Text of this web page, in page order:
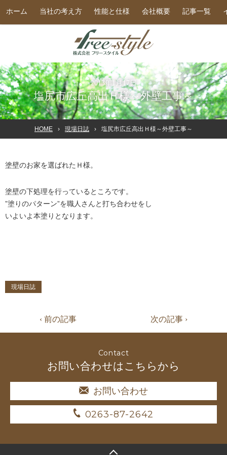
ホーム 当社の考え方 性能と仕様 会社概要 記事一覧
2013年1月17日
塩尻市広丘高出Ｈ様～外壁工事～
HOME 現場日誌 塩尻市広丘高出Ｈ様～外壁工事～
塗壁のお家を選ばれたＨ様。
塗壁の下処理を行っているところです。
”塗りのパターン”を職人さんと打ち合わせをし
いよいよ本塗りとなります。
現場日誌
‹ 前の記事 次の記事 ›
Contact
お問い合わせはこちらから
お問い合わせ
0263-87-2642